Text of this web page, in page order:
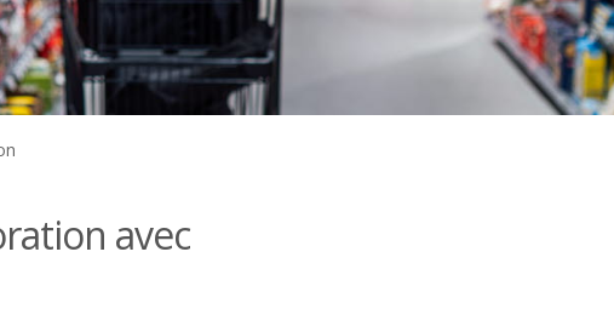
avec